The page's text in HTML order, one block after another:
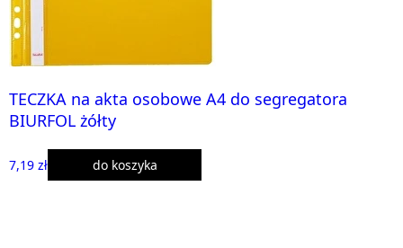
TECZKA na akta osobowe A4 do segregatora
BIURFOL żółty
7,19 zł do koszyka